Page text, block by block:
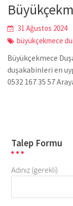
31 Ağustos 2024
büyükçekmece
Büyükçekmece
duşakabinleri en
0532 167 35 57
Talep Formu
Adınız (gerekli)